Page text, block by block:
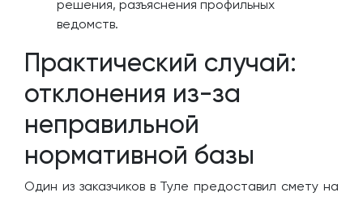
решения, разъяснения профильных
ведомств.
Практический случай:
отклонения из-за
неправильной
нормативной базы
Один из заказчиков в Туле предоставил смету на